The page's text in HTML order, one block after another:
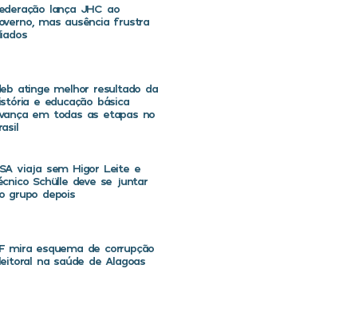
lança JHC ao
mas ausência frustra
atinge melhor resultado da
e educação básica
em todas as etapas no
viaja sem Higor Leite e
Schülle deve se juntar
grupo depois
mira esquema de corrupção
na saúde de Alagoas